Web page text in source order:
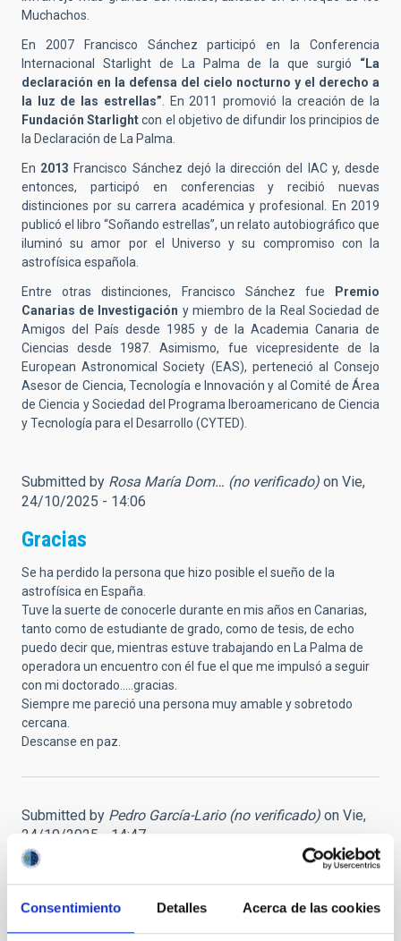
Consentimiento Detalles Acerca de las cookies
Muchachos.
En 2007 Francisco Sánchez participó en la Conferencia
Internacional Starlight de La Palma de la que surgió “La
declaración en la defensa del cielo nocturno y el derecho a
la luz de las estrellas”. En 2011 promovió la creación de la
Fundación Starlightcon el objetivo de difundir los principios de
la Declaración de La Palma.
En 2013 Francisco Sánchez dejó la dirección del IAC y, desde
entonces, participó en conferencias y recibió nuevas
distinciones por su carrera académica y profesional. En 2019
publicó el libro “Soñando estrellas”, un relato autobiográfico que
iluminó su amor por el Universo y su compromiso con la
astrofísica española.
Entre otras distinciones, Francisco Sánchez fue
Premio
Canarias de Investigación y miembro de la Real Sociedad de
Amigos del País desde 1985 y de la Academia Canaria de
Ciencias desde 1987. Asimismo, fue vicepresidente de la
European Astronomical Society (EAS), perteneció al Consejo
Asesor de Ciencia, Tecnología e Innovación y al Comité de Área
de Ciencia y Sociedad del Programa Iberoamericano de Ciencia
y Tecnología para el Desarrollo (CYTED).
Submitted by Rosa María Dom… (no verificado) on Vie,
24/10/2025 - 14:06
Gracias
Se ha perdido la persona que hizo posible el sueño de la
astrofísica en España.
Tuve la suerte de conocerle durante en mis años en Canarias,
tanto como de estudiante de grado, como de tesis, de echo
puedo decir que, mientras estuve trabajando en La Palma de
operadora un encuentro con él fue el que me impulsó a seguir
con mi doctorado.....gracias.
Siempre me pareció una persona muy amable y sobretodo
cercana.
Descanse en paz.
Submitted by Pedro García-Lario (no verificado) on Vie,
24/10/2025 - 14:47
El padre de la Astrofísica española
LLega esta noticia no por menos esperada, dada su avanzada